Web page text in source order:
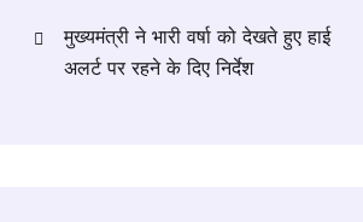
मुख्यमंत्री ने भारी वर्षा को देखते हुए हाई
अलर्ट पर रहने के दिए निर्देश